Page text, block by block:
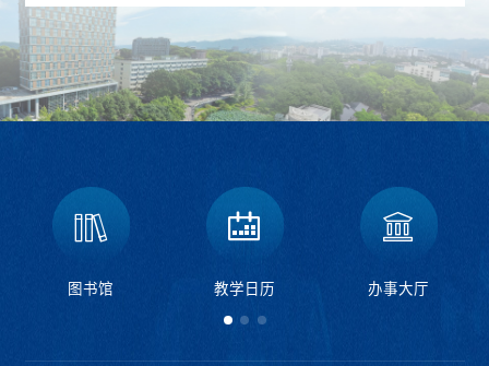
图书馆 教学日历 办事大厅